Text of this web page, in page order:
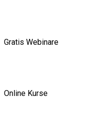
Gratis Webinare
Online Kurse